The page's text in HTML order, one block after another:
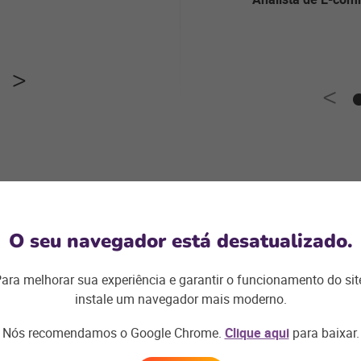
Próxima
Sessão
localização
O seu navegador está desatualizado.
melhorar sua experiência e garantir o funcionamento do
instale um navegador mais moderno.
Nós recomendamos o Google Chrome. Clique aquipara baixar.